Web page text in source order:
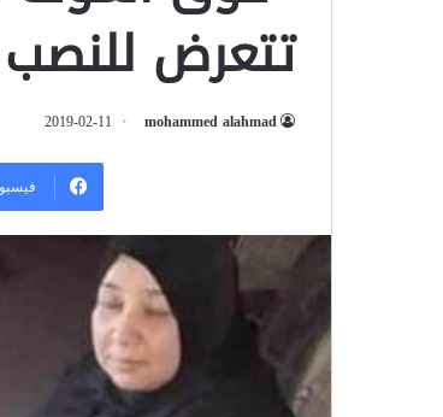
تتعرض
mohammed alahmad
2019-02-11